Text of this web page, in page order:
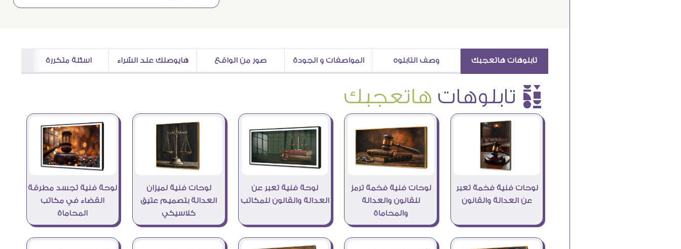
تابلوهات هاتعجبك وصف التابلوه المواصفات و الجودة صور من الواقع هايوصلك عند الشراء اسئلة متكررة
è تابلوهات هاتعجبك
لوحات فنية فخمة تعبر
عن العدالة والقانون
لوحات فنية فخمة ترمز
للقانون والعدالة
والمحاماة
لوحة فنية تعبر عن
العدالة والقانون للمكاتب
لوحات فنية لميزان
العدالة بتصميم عتيق
كلاسيكي
لوحة فنية تجسد مطرقة
القضاء في مكاتب
المحاماة